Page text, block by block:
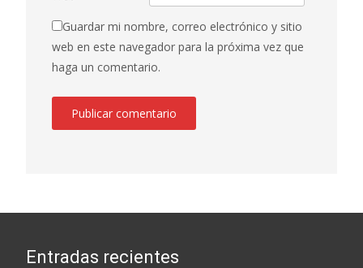
Guardar mi nombre, correo electrónico y sitio
web en este navegador para la próxima vez que
haga un comentario.
Entradas recientes